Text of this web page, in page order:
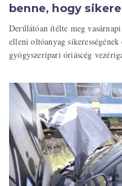
benne, hogy
Derűlátóan ítélte meg
elleni oltóanyag
gyógyszeripari óriáscég